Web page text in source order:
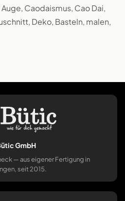
Caodaismus, Cao Dai,
Deko, Basteln, malen,
GmbH
— aus eigener Fertigung in
seit 2015.